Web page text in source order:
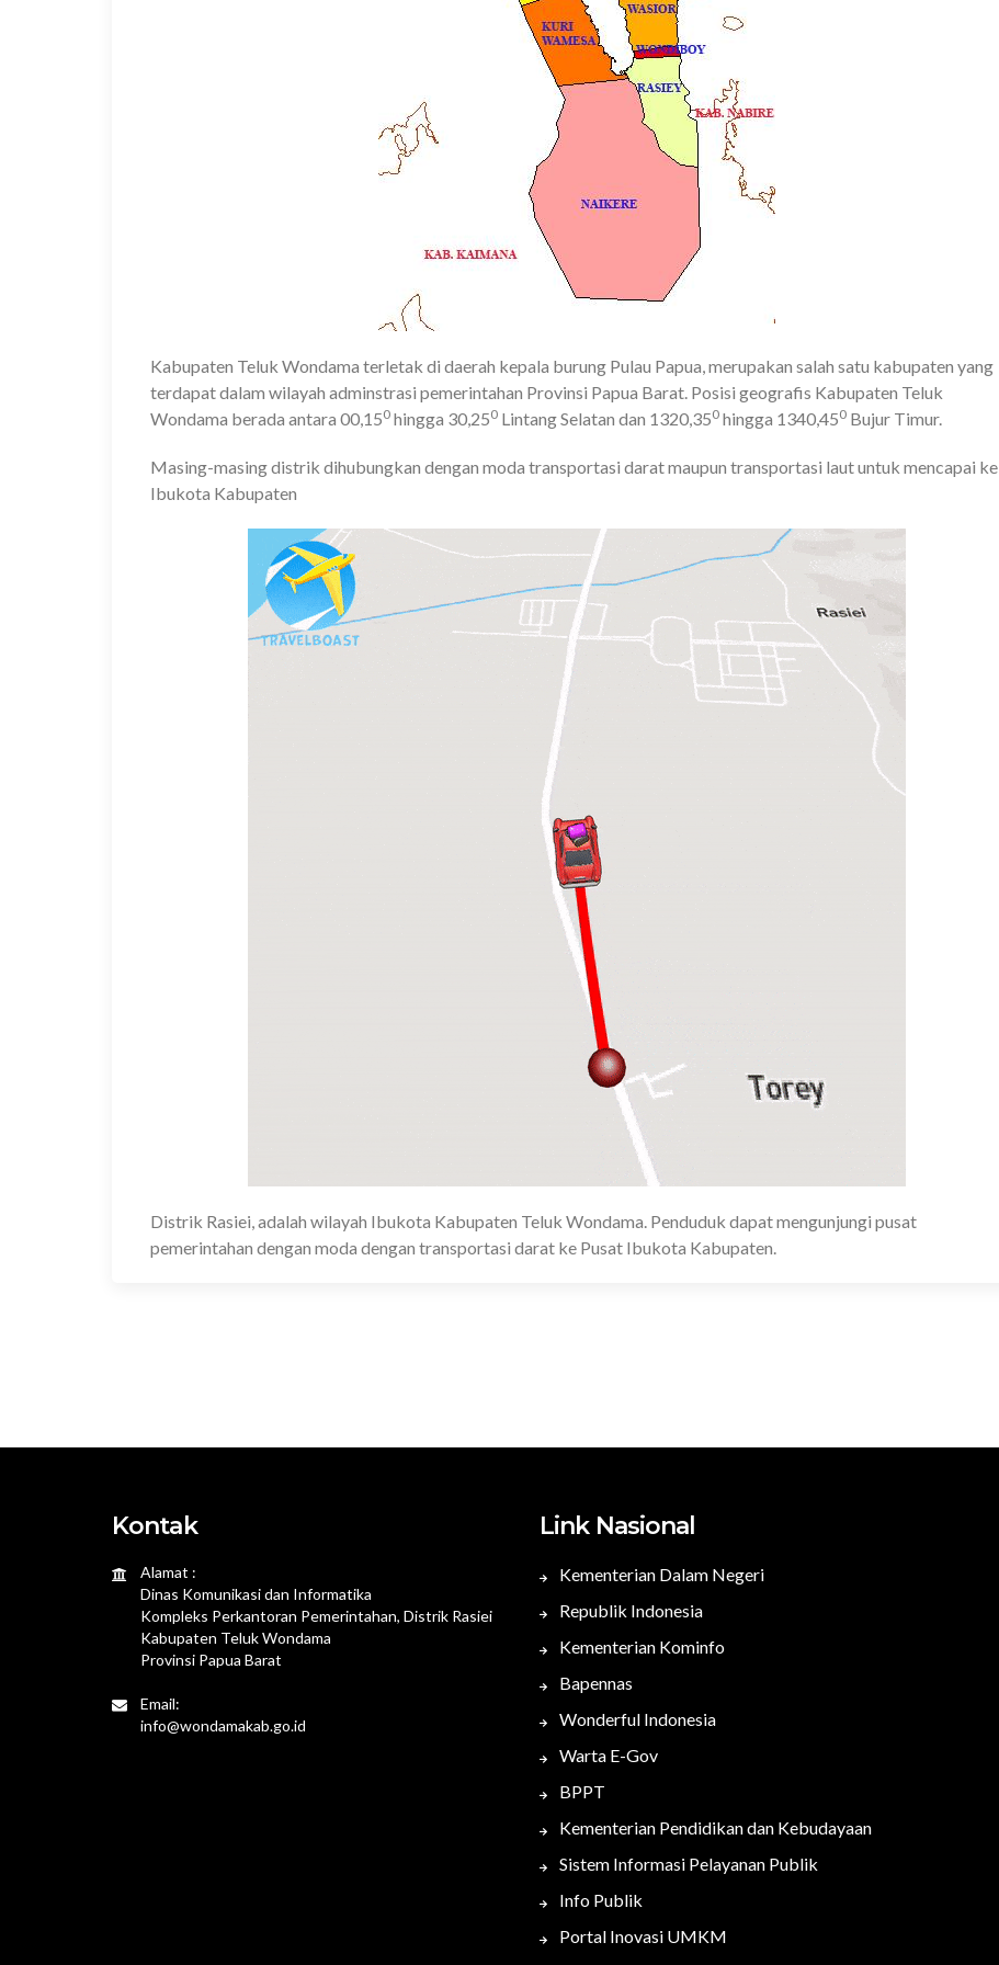
Kabupaten Teluk Wondama terletak di daerah kepala burung Pulau Papua, merupakan salah satu kabupaten yang
terdapat dalam wilayah adminstrasi pemerintahan Provinsi Papua Barat. Posisi geografis Kabupaten Teluk
Wondama berada antara 00,150 hingga 30,250  Lintang Selatan dan 1320,350 hingga 1340,450 Bujur Timur.
Masing-masing distrik dihubungkan dengan moda transportasi darat maupun transportasi laut untuk mencapai ke
Ibukota Kabupaten
Distrik Rasiei, adalah wilayah Ibukota Kabupaten Teluk Wondama. Penduduk dapat mengunjungi pusat
pemerintahan dengan moda dengan transportasi darat ke Pusat Ibukota Kabupaten.
Kontak
Alamat :
Dinas Komunikasi dan Informatika
Kompleks Perkantoran Pemerintahan, Distrik Rasiei
Kabupaten Teluk Wondama
Provinsi Papua Barat
Email:
info@wondamakab.go.id
Link Nasional
Kementerian Dalam Negeri
Republik Indonesia
Kementerian Kominfo
Bapennas
Wonderful Indonesia
Warta E-Gov
BPPT
Kementerian Pendidikan dan Kebudayaan
Sistem Informasi Pelayanan Publik
Info Publik
Portal Inovasi UMKM